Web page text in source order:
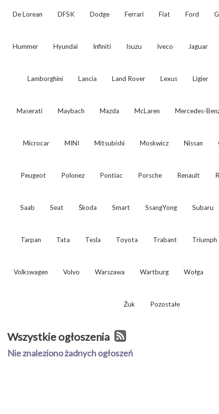
De Lorean DFSK Dodge Ferrari Fiat Ford
Hummer Hyundai Infiniti Isuzu Iveco Jaguar
Lamborghini Lancia Land Rover Lexus Ligier
Maserati Maybach Mazda McLaren Mercedes-
Microcar MINI Mitsubishi Moskwicz Nissan
Peugeot Polonez Pontiac Porsche Renault
Saab Seat Škoda Smart SsangYong Subaru
Tarpan Tata Tesla Toyota Trabant Triumph
Volkswagen Volvo Warszawa Wartburg Wołga
Żuk Pozostałe
Wszystkie ogłoszenia
Nie znaleziono żadnych ogłoszeń